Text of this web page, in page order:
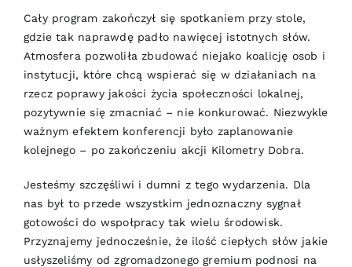
Cały program zakończył się spotkaniem przy stole,
gdzie tak naprawdę padło nawięcej istotnych słów.
Atmosfera pozwoliła zbudować niejako koalicję osob i
instytucji, które chcą wspierać się w działaniach na
rzecz poprawy jakości życia społeczności lokalnej,
pozytywnie się zmacniać – nie konkurować. Niezwykle
ważnym efektem konferencji było zaplanowanie
kolejnego – po zakończeniu akcji Kilometry Dobra.
Jesteśmy szczęśliwi i dumni z tego wydarzenia. Dla
nas był to przede wszystkim jednoznaczny sygnał
gotowości do wspołpracy tak wielu środowisk.
Przyznajemy jednocześnie, że ilość ciepłych słów jakie
usłyszeliśmy od zgromadzonego gremium podnosi na